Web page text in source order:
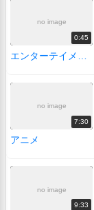
no image
0:45
no image
7:30
アニメ
no image
9:33